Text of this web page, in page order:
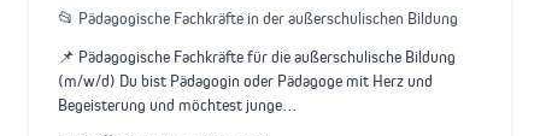
📂 Pädagogische Fachkräfte in der außerschulischen Bildung
📌 Pädagogische Fachkräfte für die außerschulische Bildung
(m/w/d) Du bist Pädagogin oder Pädagoge mit Herz und
Begeisterung und möchtest junge…